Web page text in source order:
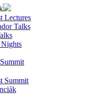
Lectures
Talks
Summit